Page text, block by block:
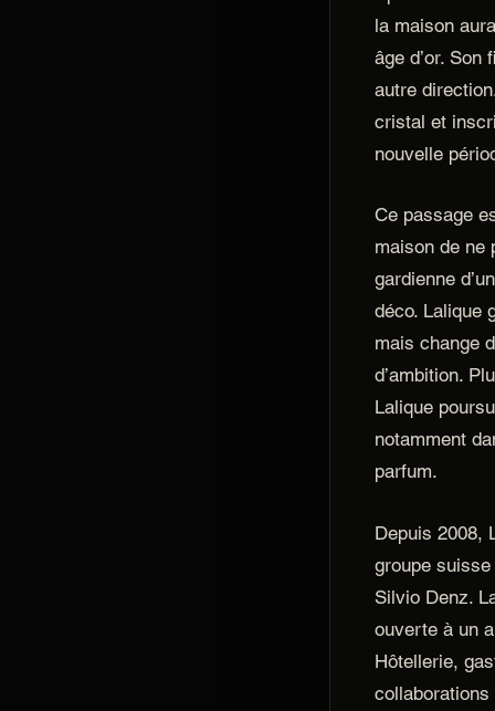
la maison
âge d’or. Son
autre
cristal et
nouvelle
Ce passage
maison de ne
gardienne
déco. Lalique
mais change
d’ambition.
Lalique
notamment
parfum.
Depuis 2008,
groupe
Silvio Denz.
ouverte à un
Hôtellerie,